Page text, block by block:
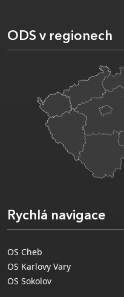
ODS v regionech
Rychlá navigace
OS Cheb
OS Karlovy Vary
OS Sokolov